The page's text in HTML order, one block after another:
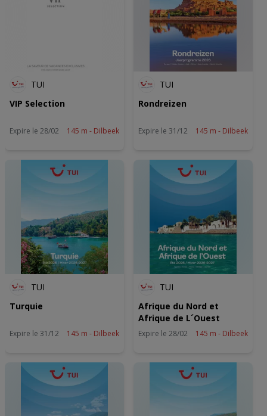
TUI
VIP Selection
Expire le 28/02 145 m - Dilbeek
TUI
Rondreizen
Expire le 31/12 145 m - Dilbeek
TUI
Turquie
Expire le 31/12 145 m - Dilbeek
TUI
Afrique du Nord et
Afrique de L´Ouest
Expire le 28/02 145 m - Dilbeek